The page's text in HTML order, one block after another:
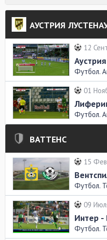
АУСТРИЯ
12
Футбол.
01
Футбол.
ВАТТЕНС
15
Футбол.
09
Интер -
Футбол.